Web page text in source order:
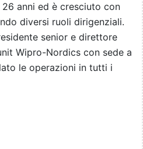
anni ed è cresciuto con
diversi ruoli dirigenziali.
senior e direttore
Wipro-Nordics con sede a
le operazioni in tutti i